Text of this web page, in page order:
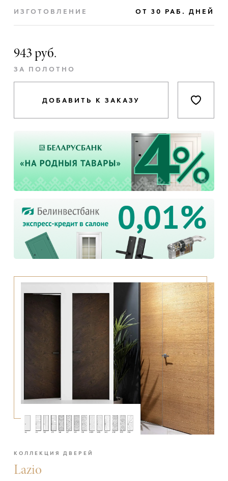
ИЗГОТОВЛЕНИЕ ОТ 30 РАБ. ДНЕЙ
943 руб.
ЗА ПОЛОТНО
ДОБАВИТЬ К ЗАКАЗУ
КОЛЛЕКЦИЯ ДВЕРЕЙ
Lazio